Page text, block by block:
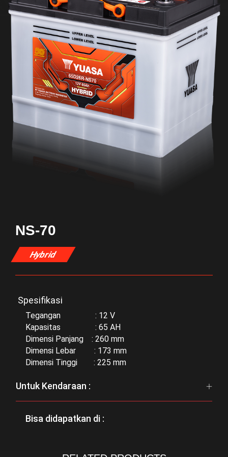
NS-70
Hybrid
Spesifikasi
Tegangan : 12 V
Kapasitas : 65 AH
Dimensi Panjang : 260 mm
Dimensi Lebar : 173 mm
Dimensi Tinggi : 225 mm
Untuk Kendaraan :
Bisa didapatkan di :